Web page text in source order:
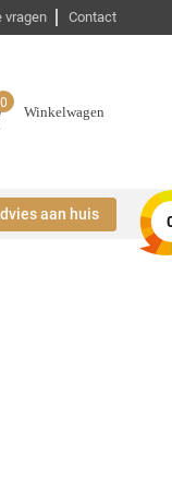
vragen Contact
0
Winkelwagen
aan huis